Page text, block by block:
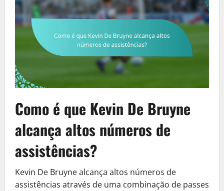
Como é que Kevin De Bruyne
alcança altos números de
assistências?
Kevin De Bruyne alcança altos números de
assistências através de uma combinação de passes